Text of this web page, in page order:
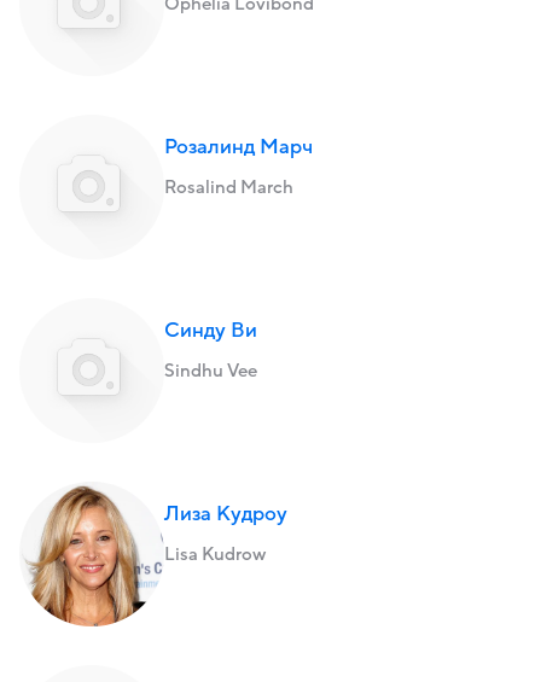
Розалинд Марч
Rosalind March
Синду Ви
Sindhu Vee
Лиза Кудроу
Lisa Kudrow